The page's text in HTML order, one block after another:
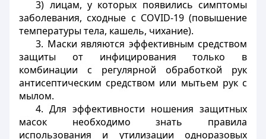
3) лицам, у которых появились симптомы
заболевания, сходные с COVID-19 (повышение
температуры тела, кашель, чихание).
3. Маски являются эффективным средством
защиты от инфицирования только в
комбинации с регулярной обработкой рук
антисептическим средством или мытьем рук с
мылом.
4. Для эффективности ношения защитных
масок необходимо знать правила
использования и утилизации одноразовых